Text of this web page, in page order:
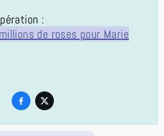
:
de roses pour Marie
 